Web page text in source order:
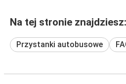
Na tej stronie znajdziesz:
Przystanki autobusowe